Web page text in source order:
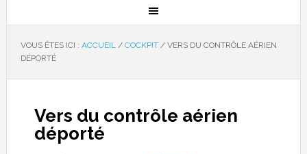
VOUS ÊTES ICI : ACCUEIL / COCKPIT /VERS DU CONTRÔLE AÉRIEN
DÉPORTÉ
Vers du contrôle aérien
déporté